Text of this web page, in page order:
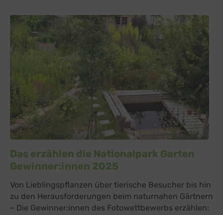
Das erzählen die Nationalpark Garten
Gewinner:innen 2025
Von Lieblingspflanzen über tierische Besucher bis hin
zu den Herausforderungen beim naturnahen Gärtnern
– Die Gewinner:innen des Fotowettbewerbs erzählen: